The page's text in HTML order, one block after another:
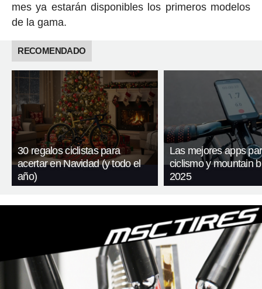
mes ya estarán disponibles los primeros modelos
de la gama.
RECOMENDADO
30 regalos ciclistas para
acertar en Navidad (y todo el
año)
Las mejores apps
ciclismo y mountain
2025